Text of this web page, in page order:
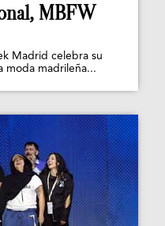
MBFW
Madrid celebra su
moda madrileña...